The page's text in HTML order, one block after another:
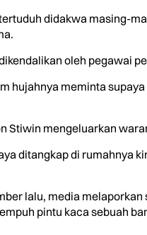
didakwa masing-
oleh pegawai
hujahnya meminta
Stiwin mengeluarkan
ditangkap di rumahnya
lalu, media
pintu kaca sebuah